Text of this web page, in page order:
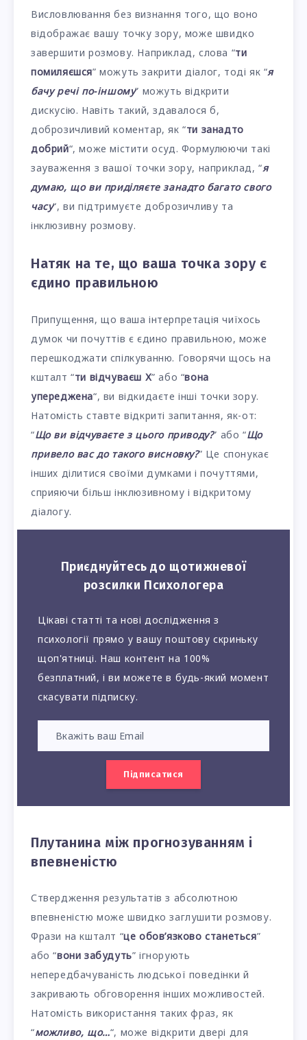
Висловлювання без визнання того, що воно
відображає вашу точку зору, може швидко
завершити розмову. Наприклад, слова “ти
помиляєшся” можуть закрити діалог, тоді як “я
бачу речі по-іншому” можуть відкрити
дискусію. Навіть такий, здавалося б,
доброзичливий коментар, як “ти занадто
добрий“, може містити осуд. Формулюючи такі
зауваження з вашої точки зору, наприклад, “я
думаю, що ви приділяєте занадто багато свого
часу“, ви підтримуєте доброзичливу та
інклюзивну розмову.
Натяк на те, що ваша точка зору є
єдино правильною
Припущення, що ваша інтерпретація чиїхось
думок чи почуттів є єдино правильною, може
перешкоджати спілкуванню. Говорячи щось на
кшталт “ти відчуваєш Х” або “вона
упереджена“, ви відкидаєте інші точки зору.
Натомість ставте відкриті запитання, як-от:
“Що ви відчуваєте з цього приводу?” або “Що
привело вас до такого висновку?” Це спонукає
інших ділитися своїми думками і почуттями,
сприяючи більш інклюзивному і відкритому
діалогу.
Приєднуйтесь до щотижневої
розсилки Психологера
Цікаві статті та нові дослідження з
психології прямо у вашу поштову скриньку
щоп'ятниці. Наш контент на 100%
безплатний, і ви можете в будь-який момент
скасувати підписку.
Підписатися
Плутанина між прогнозуванням і
впевненістю
Ствердження результатів з абсолютною
впевненістю може швидко заглушити розмову.
Фрази на кшталт “це обов’язково станеться”
або “вони забудуть” ігнорують
непередбачуваність людської поведінки й
закривають обговорення інших можливостей.
Натомість використання таких фраз, як
“можливо, що…“, може відкрити двері для